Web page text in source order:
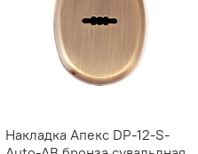
Накладка Апекс DP-12-S-